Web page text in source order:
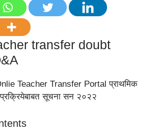
transfer doubt
Teacher Transfer Portal प्राथमिक
प्रक्रियेबाबत सूचना सन २०२२